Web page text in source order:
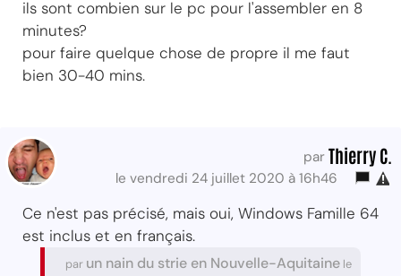
ils sont combien sur le pc pour l'assembler en 8
minutes?
pour faire quelque chose de propre il me faut
bien 30-40 mins.
par Thierry C.
le vendredi 24 juillet 2020 à 16h46
Ce n'est pas précisé, mais oui, Windows Famille 64
est inclus et en français.
par un nain du strie en Nouvelle-Aquitaine le